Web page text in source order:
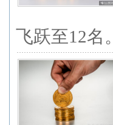
飞跃至12名